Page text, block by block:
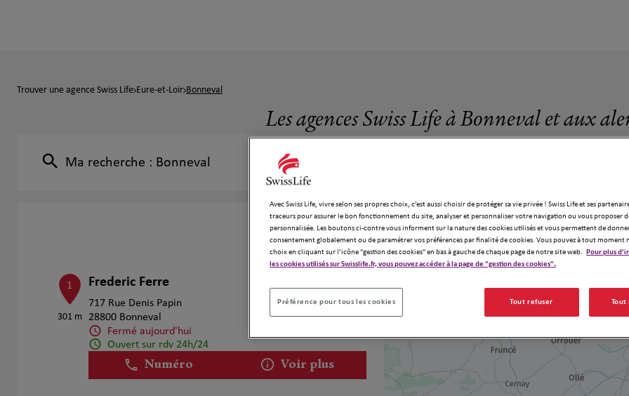
Trouver une agence Swiss Life Eure-et-Loir Bonneval
Les agences Swiss Life à Bonneval et aux
Ma recherche : Bonneval
4 agences Swiss Life à Bonneval
1
301 m
Frederic Ferre
717 Rue Denis Papin
28800 Bonneval
Fermé aujourd'hui
Ouvert sur rdv 24h/24
Numéro Voir plus
Avec Swiss Life, vivre selon ses propres choix, c’est aussi choisir de protéger sa vie privée ! Swiss Life et ses
traceurs pour assurer le bon fonctionnement du site, analyser et personnaliser votre navigation ou vous proposer
personnalisée. Les boutons ci-contre vous informent sur la nature des cookies utilisés et vous permettent de
consentement globalement ou de paramétrer vos préférences par finalité de cookies. Vous pouvez à tout moment
choix en cliquant sur l’icône "gestion des cookies" en bas à gauche de chaque page de notre site web. Pour plus
les cookies utilisés sur Swisslife.fr, vous pouvez accéder à la page de "gestion des cookies".
Préférence pour tous les cookies Tout refuser